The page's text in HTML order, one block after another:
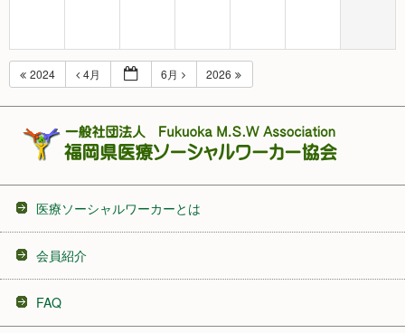
2024 4月 6月 2026
医療ソーシャルワーカーとは
会員紹介
FAQ